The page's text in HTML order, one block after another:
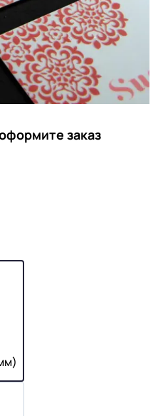
заказ